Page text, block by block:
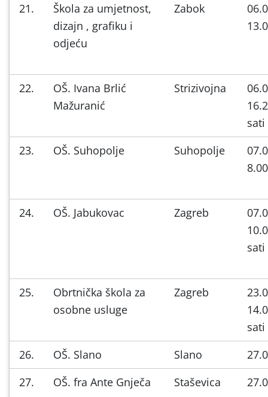
21.
Škola za umjetnost,
dizajn , grafiku i
odjeću
Zabok
22.
OŠ. Ivana Brlić
Mažuranić
Strizivojna
sati
23.
OŠ. Suhopolje Suhopolje
24. OŠ. Jabukovac Zagreb
sati
25.
Obrtnička škola za
osobne usluge
Zagreb
sati
26.
OŠ. Slano Slano
27.
OŠ. fra Ante Gnječa Staševica